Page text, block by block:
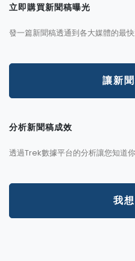
立即購買新聞稿曝光
發一篇新聞稿透通到各大媒體的最
讓新
分析新聞稿成效
透過Trek數據平台的分析讓您知道
我